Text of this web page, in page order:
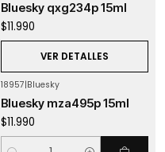
Bluesky qxg234p 15ml
$11.990
VER DETALLES
18957|Bluesky
Bluesky mza495p 15ml
$11.990